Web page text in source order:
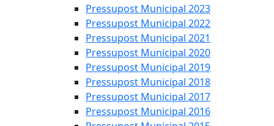
Pressupost Municipal 2023
Pressupost Municipal 2022
Pressupost Municipal 2021
Pressupost Municipal 2020
Pressupost Municipal 2019
Pressupost Municipal 2018
Pressupost Municipal 2017
Pressupost Municipal 2016